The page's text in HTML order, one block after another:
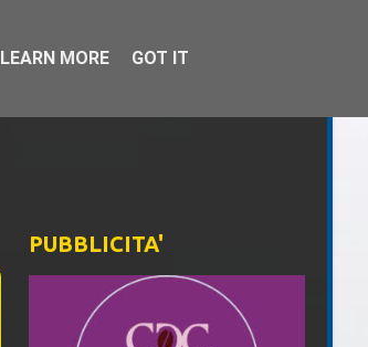
PUBBLICITA'
LEARN MORE GOT IT